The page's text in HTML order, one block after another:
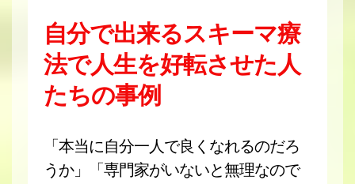
自分で出来るスキーマ療
法で人生を好転させた人
たちの事例
「本当に自分一人で良くなれるのだろ
うか」「専門家がいないと無理なので